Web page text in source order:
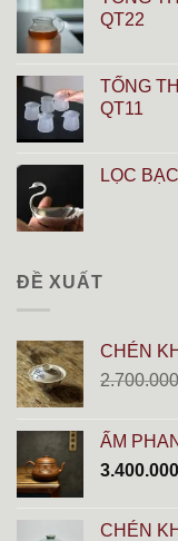
QT22
TỐNG
QT11
LỌC
ĐỀ XUẤT
CHÉN
ẤM
3.400.000
CHÉN